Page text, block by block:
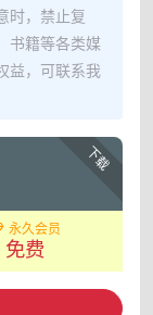
时，禁止复
书籍等各类媒
益，可联系我
下载
永久会员
免费